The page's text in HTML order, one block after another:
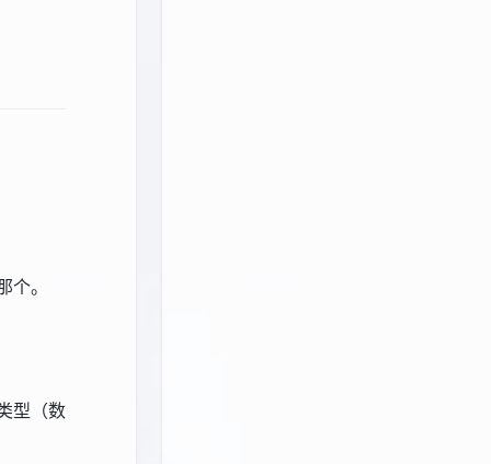
。
型（数